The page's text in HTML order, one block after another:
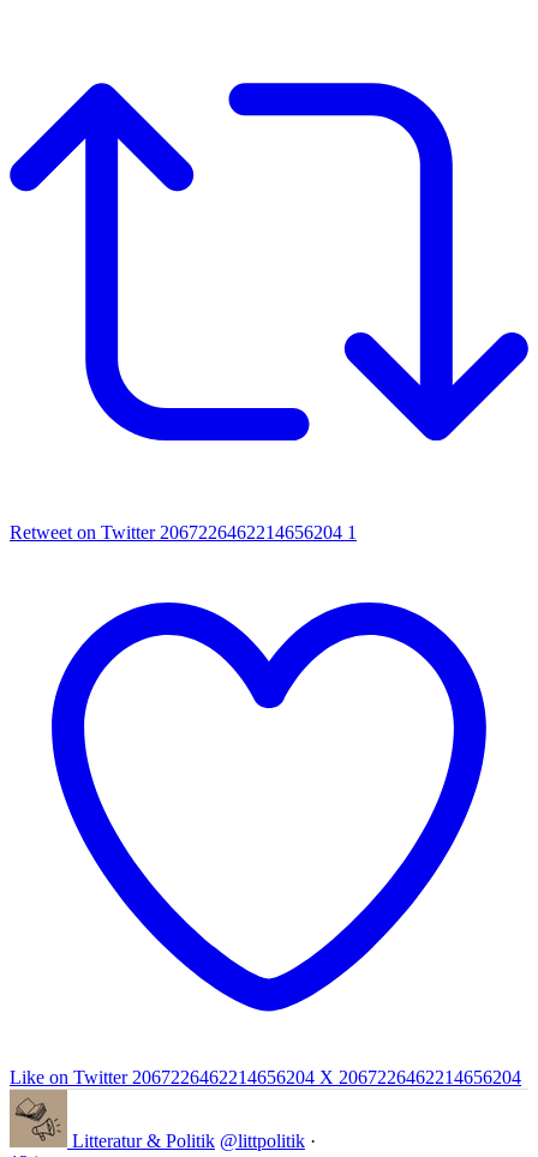
Retweet on Twitter 2067226462214656204 1
Like on Twitter 2067226462214656204 X 2067226462214656204
Litteratur & Politik @littpolitik ·